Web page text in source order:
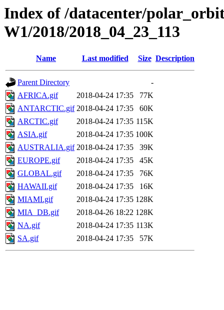
Index of /datacenter/
W1/2018/2018_04_23_113
Name Last modified Size Description
Parent Directory
-
AFRICA.gif
2018-04-24 17:35
77K
ANTARCTIC.gif 2018-04-24 17:35
60K
ARCTIC.gif
2018-04-24 17:35 115K
ASIA.gif
2018-04-24 17:35 100K
AUSTRALIA.gif 2018-04-24 17:35
39K
EUROPE.gif
2018-04-24 17:35
45K
GLOBAL.gif
2018-04-24 17:35
76K
HAWAII.gif
2018-04-24 17:35
16K
MIAMI.gif
2018-04-24 17:35 128K
MIA_DB.gif
2018-04-26 18:22 128K
NA.gif
2018-04-24 17:35 113K
SA.gif
2018-04-24 17:35 57K